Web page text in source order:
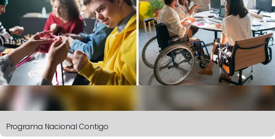
Programa Nacional Contigo